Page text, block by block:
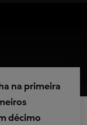
na primeira
décimo